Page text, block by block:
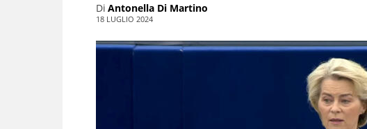
Di Antonella Di Martino
18 LUGLIO 2024